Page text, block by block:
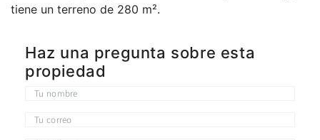
tiene un terreno de 280 m².
Haz una pregunta sobre esta
propiedad